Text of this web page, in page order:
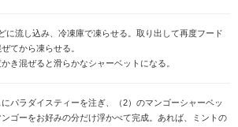
に流し込み、冷凍庫で凍らせる。取り出して再度フード
てから凍らせる。
き混ぜると滑らかなシャーベットになる。
パラダイスティーを注ぎ、（2）のマンゴーシャーベッ
ンゴーをお好みの分だけ浮かべて完成。あれば、ミントの